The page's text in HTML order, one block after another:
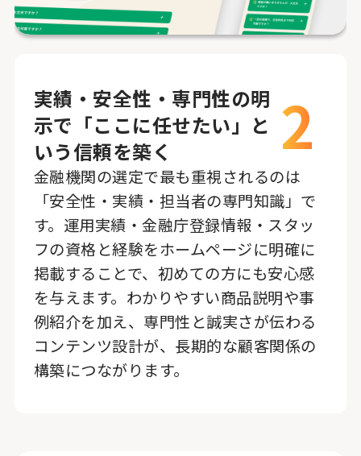
実績・安全性・専門性の明
示で「ここに任せたい」と
いう信頼を築く
2
金融機関の選定で最も重視されるのは
「安全性・実績・担当者の専門知識」で
す。運用実績・金融庁登録情報・スタッ
フの資格と経験をホームページに明確に
掲載することで、初めての方にも安心感
を与えます。わかりやすい商品説明や事
例紹介を加え、専門性と誠実さが伝わる
コンテンツ設計が、長期的な顧客関係の
構築につながります。